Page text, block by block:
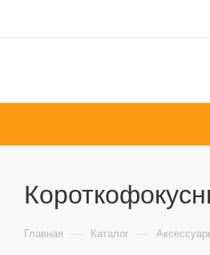
Главная — Каталог —